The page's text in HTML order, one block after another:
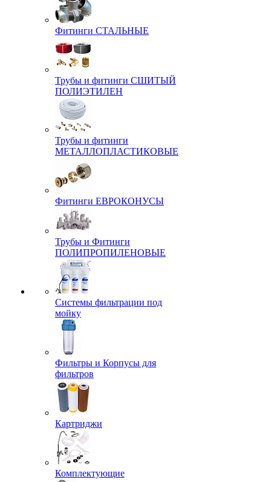
Фитинги СТАЛЬНЫЕ
Трубы и фитинги СШИТЫЙ
ПОЛИЭТИЛЕН
Трубы и фитинги
МЕТАЛЛОПЛАСТИКОВЫЕ
Фитинги ЕВРОКОНУСЫ
Трубы и Фитинги
ПОЛИПРОПИЛЕНОВЫЕ
Системы фильтрации под
мойку
Фильтры и Корпусы для
фильтров
Картриджи
Комплектующие